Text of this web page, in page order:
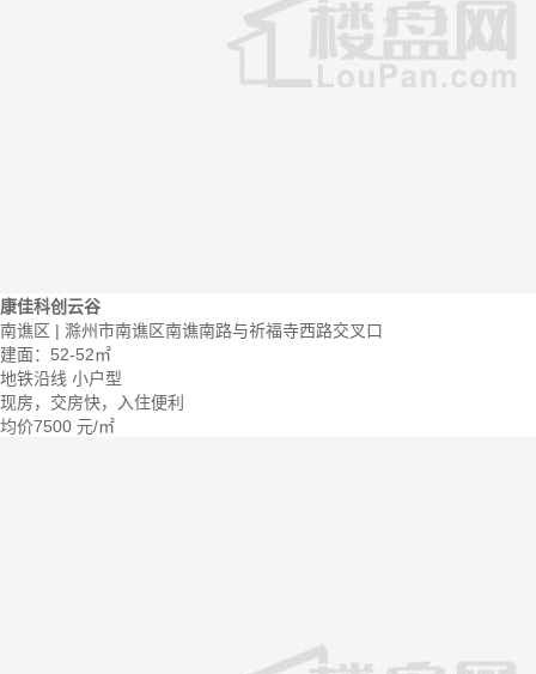
康佳科创云谷
南谯区 | 滁州市南谯区南谯南路与祈福寺西路交叉口
建面：52-52㎡
地铁沿线 小户型
现房，交房快，入住便利
均价7500 元/㎡